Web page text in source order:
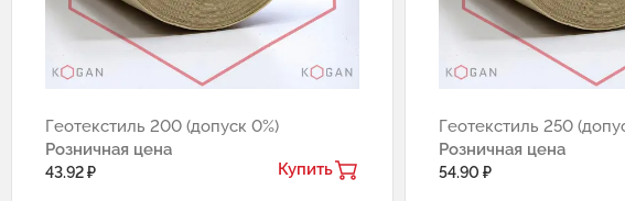
Геотекстиль 200 (допуск 0%)
Розничная цена
43.92 ₽ Купить
Геотекстиль 250
Розничная цена
54.90 ₽